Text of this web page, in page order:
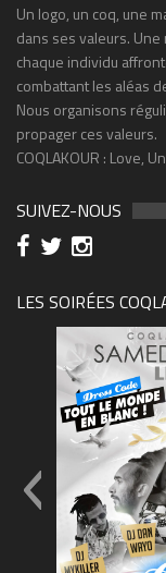
Un logo, un coq, une
dans ses valeurs.
chaque individu
combattant les aléas
Nous organisons
propager ces valeurs.
COQLAKOUR : Love,
SUIVEZ-NOUS
LES SOIRÉES